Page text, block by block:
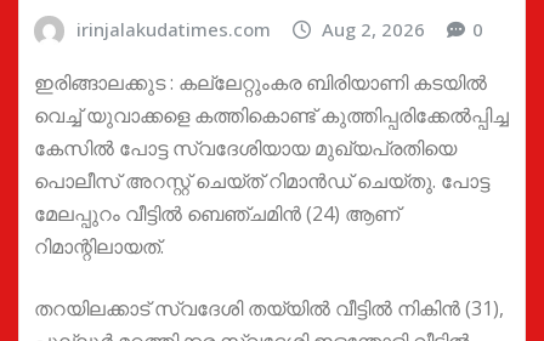
irinjalakudatimes.com Aug 2, 2026 0
ഇരിങ്ങാലക്കുട : കല്ലേറ്റുംകര ബിരിയാണി കടയിൽ
വെച്ച് യുവാക്കളെ കത്തികൊണ്ട് കുത്തിപ്പരിക്കേൽപ്പിച്ച
കേസിൽ പോട്ട സ്വദേശിയായ മുഖ്യപ്രതിയെ
പൊലീസ് അറസ്റ്റ് ചെയ്ത് റിമാൻഡ് ചെയ്തു. പോട്ട
മേലപ്പുറം വീട്ടിൽ ബെഞ്ചമിൻ (24) ആണ്
റിമാന്റിലായത്.
തറയിലക്കാട് സ്വദേശി തയ്യിൽ വീട്ടിൽ നികിൻ (31),